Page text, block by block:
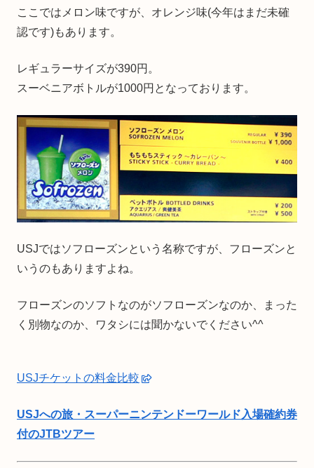
ここではメロン味ですが、オレンジ味(今年はまだ未確
認です)もあります。
レギュラーサイズが390円。
スーベニアボトルが1000円となっております。
USJではソフローズンという名称ですが、フローズンと
いうのもありますよね。
フローズンのソフトなのがソフローズンなのか、まった
く別物なのか、ワタシには聞かないでください^^
USJチケットの料金比較
USJへの旅・スーパーニンテンドーワールド入場確約券
付のJTBツアー